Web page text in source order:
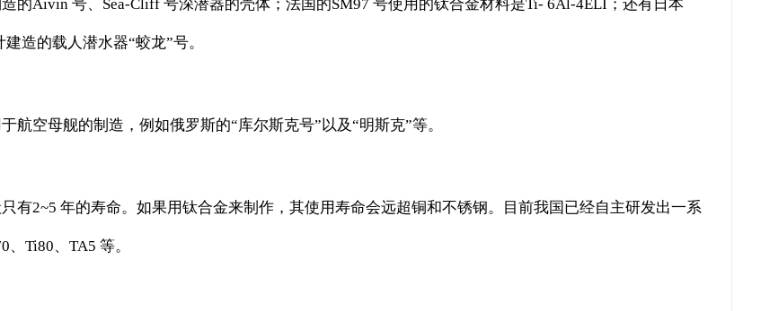
的Aivin 号、Sea-Cliff 号深潜器的壳体；法国的SM97 号使用的钛合金材料是Ti- 6Al-4ELI；还有日本
造的载人潜水器“蛟龙”号。
空母舰的制造，例如俄罗斯的“库尔斯克号”以及“明斯克”等。
有2~5 年的寿命。如果用钛合金来制作，其使用寿命会远超铜和不锈钢。目前我国已经自主研发出一系
Ti80、TA5 等。